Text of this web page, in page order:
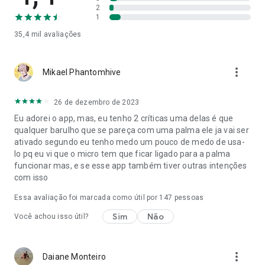
🤗 Ainda estamos trabalhando no aperfeiçoamento e
com o produto, entre em contato conosco imediatamente.
confiança em usar o aplicativo Clap to Find My Phone,
Whistle!
35,4 mil avaliações
2
1
Mikael Phantomhive more_vert
26 de dezembro de 2023
Eu adorei o app, mas, eu tenho 2 críticas uma delas é que
qualquer barulho que se pareça com uma palma ele ja vai ser
ativado segundo eu tenho medo um pouco de medo de usa-
lo pq eu vi que o micro tem que ficar ligado para a palma
funcionar mas, e se esse app também tiver outras intenções
com isso
Essa avaliação foi marcada como útil por 147 pessoas
Você achou isso útil? Sim Não
Daiane Monteiro more_vert